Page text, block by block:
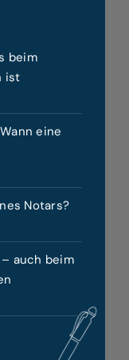
beim
ist
eine
Notars?
auch beim